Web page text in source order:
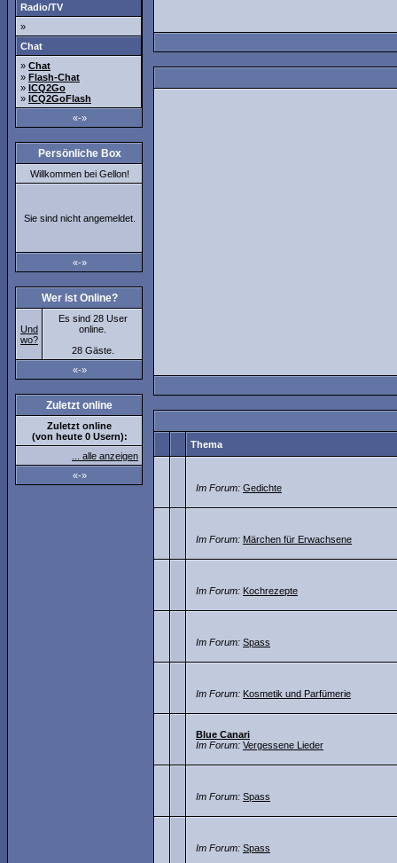
Radio/TV
»
Chat
» Chat
» Flash-Chat
» ICQ2Go
» ICQ2GoFlash
«-»
Persönliche Box
Willkommen bei Gellon!
Sie sind nicht angemeldet.
«-»
Wer ist Online?
Und
wo?
Es sind 28 User
online.
28 Gäste.
«-»
Zuletzt online
Zuletzt online
(von heute 0 Usern):
... alle anzeigen
«-»
Thema
Im Forum: Gedichte
Im Forum: Märchen für Erwachsene
Im Forum: Kochrezepte
Im Forum: Spass
Im Forum: Kosmetik und Parfümerie
Blue Canari
Im Forum: Vergessene Lieder
Im Forum: Spass
Im Forum: Spass